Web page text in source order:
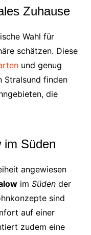
Zuhause
Wahl für
schätzen. Diese
und genug
Stralsund finden
die
im Süden
angewiesen
im Südender
sind
auf einer
zudem eine